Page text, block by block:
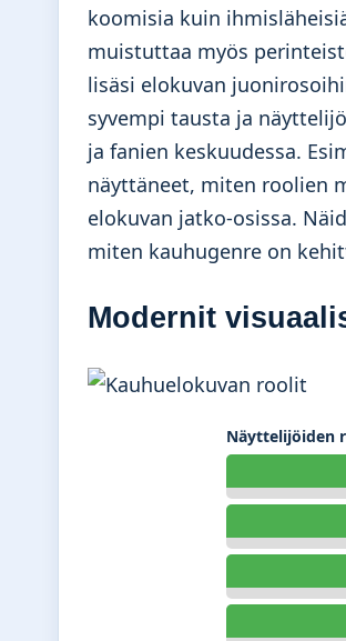
koomisia kuin
muistuttaa myös
lisäsi elokuvan
syvempi tausta ja
ja fanien keskuudessa.
näyttäneet, miten roolien
elokuvan jatko-osissa.
miten kauhugenre on
Modernit
Näyttelijöiden